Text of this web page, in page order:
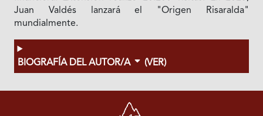
Juan Valdés lanzará el "Origen Risaralda"
mundialmente.
BIOGRAFÍA DEL AUTOR/A (VER)